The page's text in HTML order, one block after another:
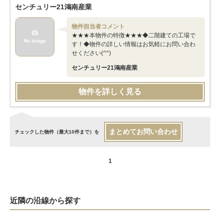
センチュリー21鴻南産業
物件担当者コメント
★★★本物件の特徴★★★◆二階建ての工場で
す！◆物件の詳しい情報はお気軽にお問い合わ
せください(^^)
センチュリー21鴻南産業
物件を詳しく見る
チェックした物件（最大10件まで）を まとめてお問い合わせ
1
近隣の沿線から探す